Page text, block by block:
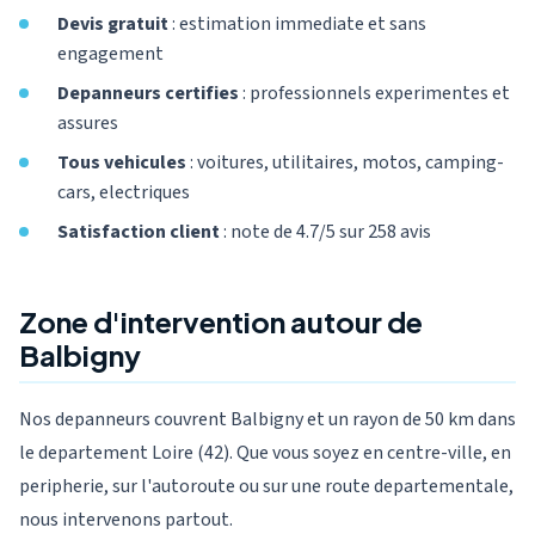
Devis gratuit: estimation immediate et sans
engagement
Depanneurs certifies: professionnels experimentes et
assures
Tous vehicules: voitures, utilitaires, motos, camping-
cars, electriques
Satisfaction client: note de 4.7/5 sur 258 avis
Zone d'intervention autour de
Balbigny
Nos depanneurs couvrent Balbigny et un rayon de 50 km dans
le departement Loire (42). Que vous soyez en centre-ville, en
peripherie, sur l'autoroute ou sur une route departementale,
nous intervenons partout.